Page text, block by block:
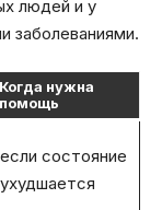
людей и у
заболеваниями.
Когда нужна
помощь
если состояние
ухудшается